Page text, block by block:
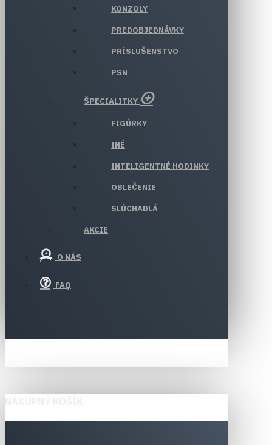
KONZOLY
PREDOBJEDNÁVKY
PRÍSLUŠENSTVO
PSN
ŠPECIALITKY
FIGÚRKY
INÉ
INTELIGENTNÉ HODINKY
OBLEČENIE
SLÚCHADLÁ
AKCIE
O NÁS
FAQ